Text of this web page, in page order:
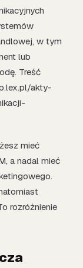
w tym
lub
Treść
akty-
mieć
a nadal mieć
rozróżnienie